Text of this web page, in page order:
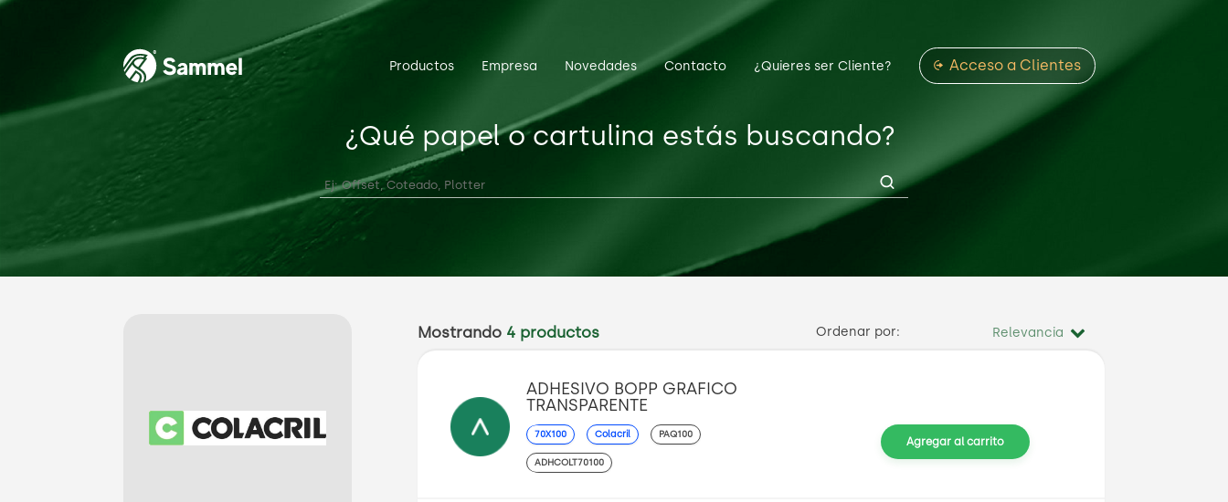
Productos Empresa Novedades Contacto ¿Quieres ser Cliente? Acceso a Clientes
¿Qué papel o cartulina estás buscando?
Mostrando 4 productos Ordenar por:
ADHESIVO BOPP GRAFICO
TRANSPARENTE
70X100 Colacril PAQ100
ADHCOLT70100
Agregar al carrito